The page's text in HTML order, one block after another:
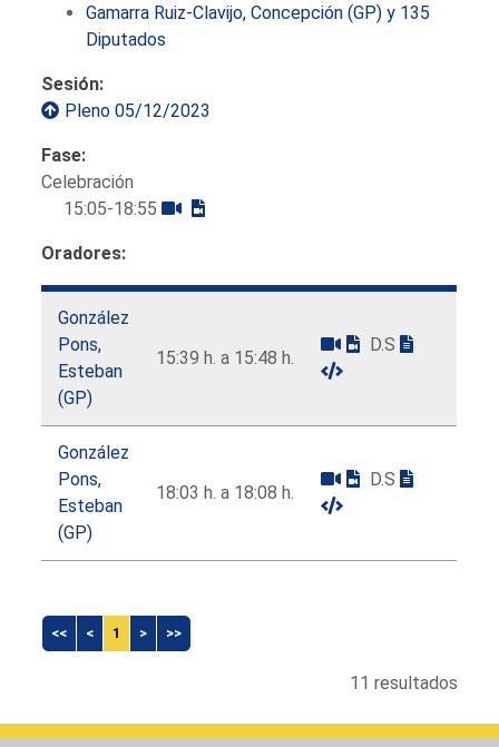
Gamarra Ruiz-Clavijo, Concepción (GP) y 135
Diputados
Sesión:
Pleno 05/12/2023
Fase:
Celebración
15:05-18:55
Oradores:
González
Pons,
Esteban
(GP)
15:39 h. a 15:48 h.
D.S
González
Pons,
Esteban
(GP)
18:03 h. a 18:08 h.
D.S
<< < 1 > >>
11 resultados